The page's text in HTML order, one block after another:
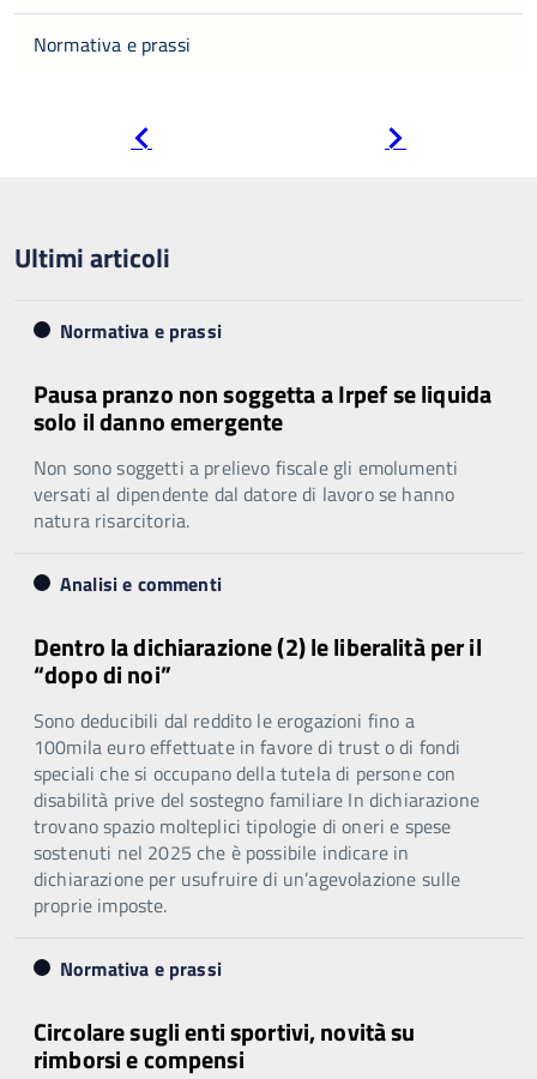
Normativa e prassi
Ultimi articoli
Normativa e prassi
Pausa pranzo non soggetta a Irpef se liquida
solo il danno emergente
Non sono soggetti a prelievo fiscale gli emolumenti
versati al dipendente dal datore di lavoro se hanno
natura risarcitoria.
Analisi e commenti
Dentro la dichiarazione (2) le liberalità per il
“dopo di noi”
Sono deducibili dal reddito le erogazioni fino a
100mila euro effettuate in favore di trust o di fondi
speciali che si occupano della tutela di persone con
disabilità prive del sostegno familiare In dichiarazione
trovano spazio molteplici tipologie di oneri e spese
sostenuti nel 2025 che è possibile indicare in
dichiarazione per usufruire di un’agevolazione sulle
proprie imposte.
Normativa e prassi
Circolare sugli enti sportivi, novità su
rimborsi e compensi